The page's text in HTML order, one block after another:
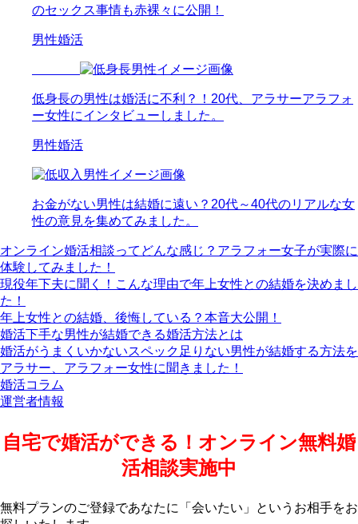
のセックス事情も赤裸々に公開！
男性婚活
低身長の男性は婚活に不利？！20代、アラサーアラフォ
ー女性にインタビューしました。
男性婚活
お金がない男性は結婚に遠い？20代～40代のリアルな女
性の意見を集めてみました。
オンライン婚活相談ってどんな感じ？アラフォー女子が実際に
体験してみました！
現役年下夫に聞く！こんな理由で年上女性との結婚を決めまし
た！
年上女性との結婚、後悔している？本音大公開！
婚活下手な男性が結婚できる婚活方法とは
婚活がうまくいかないスペック足りない男性が結婚する方法を
アラサー、アラフォー女性に聞きました！
婚活コラム
運営者情報
自宅で婚活ができる！オンライン無料婚
活相談実施中
無料プランのご登録であなたに「会いたい」というお相手をお